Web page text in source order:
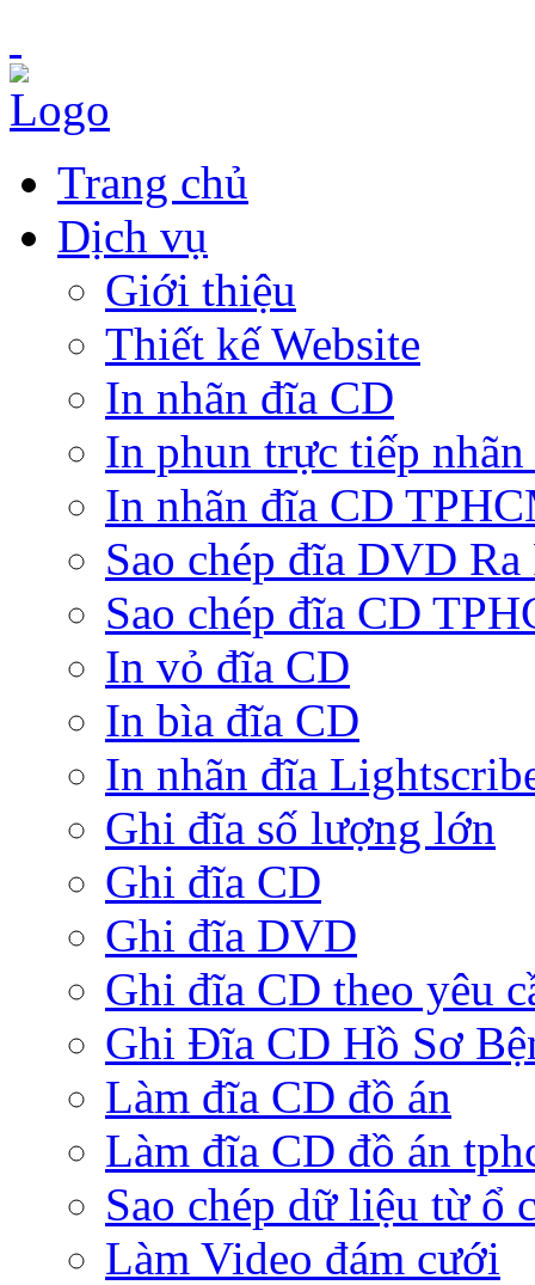
Trang chủ
Dịch vụ
Giới thiệu
Thiết kế Website
In nhãn đĩa CD
In phun trực tiếp
In nhãn đĩa CD
Sao chép đĩa DVD
Sao chép đĩa CD
In vỏ đĩa CD
In bìa đĩa CD
In nhãn đĩa
Ghi đĩa số lượng lớn
Ghi đĩa CD
Ghi đĩa DVD
Ghi đĩa CD theo yêu
Ghi Đĩa CD Hồ Sơ
Làm đĩa CD đồ án
Làm đĩa CD đồ án
Sao chép dữ liệu từ ổ
Làm Video đám cưới